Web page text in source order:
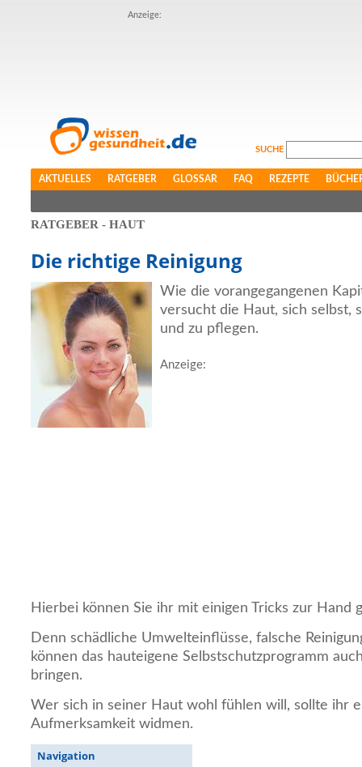
Anzeige:
SUCHE
AKTUELLES RATGEBER GLOSSAR FAQ REZEPTE
RATGEBER - HAUT
Die richtige Reinigung
Wie die vorangegangenen
versucht die Haut, sich selbst,
und zu pflegen.
Anzeige:
Hierbei können Sie ihr mit einigen Tricks zur Hand
Denn schädliche Umwelteinflüsse, falsche
können das hauteigene Selbstschutzprogramm
bringen.
Wer sich in seiner Haut wohl fühlen will, sollte ihr
Aufmerksamkeit widmen.
Navigation